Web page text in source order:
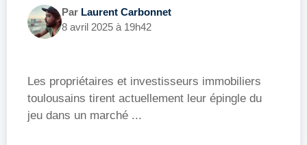
Par Laurent Carbonnet
8 avril 2025 à 19h42
Les propriétaires et investisseurs immobiliers
toulousains tirent actuellement leur épingle du
jeu dans un marché ...